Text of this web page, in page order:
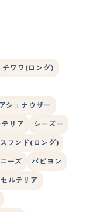
チワワ(ロング)
シュナウザー
リア シーズー
フンド(ロング)
ーズ パピヨン
ルテリア